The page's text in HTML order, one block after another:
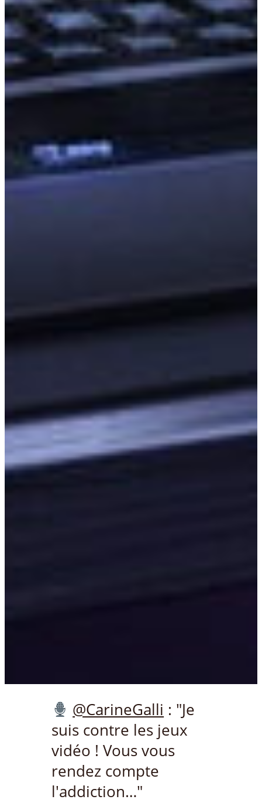
@CarineGalli : "Je
suis contre les jeux
vidéo ! Vous vous
rendez compte
l'addiction…"